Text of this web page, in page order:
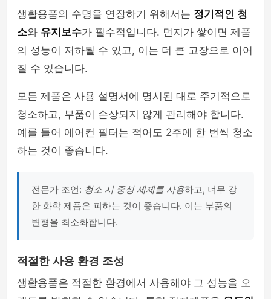
생활용품의 수명을 연장하기 위해서는 정기적인 청
소와 유지보수가 필수적입니다. 먼지가 쌓이면 제품
의 성능이 저하될 수 있고, 이는 더 큰 고장으로 이어
질 수 있습니다.
모든 제품은 사용 설명서에 명시된 대로 주기적으로
청소하고, 부품이 손상되지 않게 관리해야 합니다.
예를 들어 에어컨 필터는 적어도 2주에 한 번씩 청소
하는 것이 좋습니다.
전문가 조언: 청소 시 중성 세제를 사용하고, 너무 강
한 화학 제품은 피하는 것이 좋습니다. 이는 부품의
변형을 최소화합니다.
적절한 사용 환경 조성
생활용품은 적절한 환경에서 사용해야 그 성능을 오